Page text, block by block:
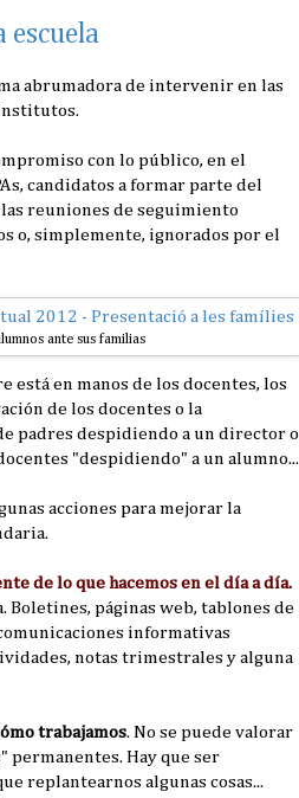
escuela
abrumadora de intervenir en las
con lo público, en el
candidatos a formar parte del
las reuniones de seguimiento
o, simplemente, ignorados por el
ante sus familias
en manos de los docentes, los
de los docentes o la
padres despidiendo a un director o
"despidiendo" a un alumno...
acciones para mejorar la
de lo que hacemos en el día a día.
Boletines, páginas web, tablones de
informativas
notas trimestrales y alguna
trabajamos. No se puede valorar
permanentes. Hay que ser
replantearnos algunas cosas...